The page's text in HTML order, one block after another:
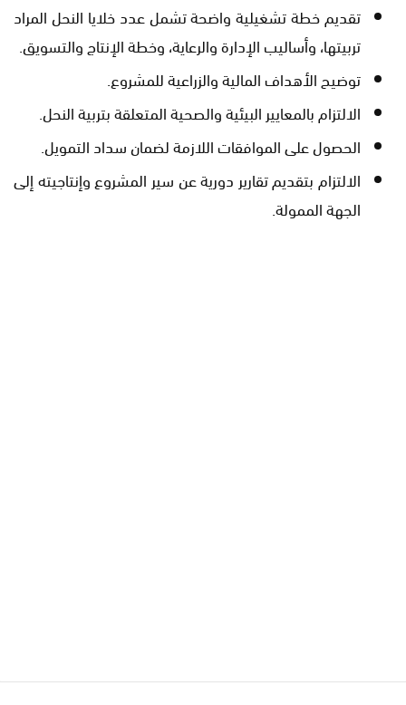
تقديم خطة تشغيلية واضحة تشمل عدد خلايا النحل المراد
تربيتها، وأساليب الإدارة والرعاية، وخطة الإنتاج والتسويق.
توضيح الأهداف المالية والزراعية للمشروع.
الالتزام بالمعايير البيئية والصحية المتعلقة بتربية النحل.
الحصول على الموافقات اللازمة لضمان سداد التمويل.
الالتزام بتقديم تقارير دورية عن سير المشروع وإنتاجيته إلى
الجهة الممولة.